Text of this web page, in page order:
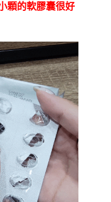
顆的軟膠囊很好